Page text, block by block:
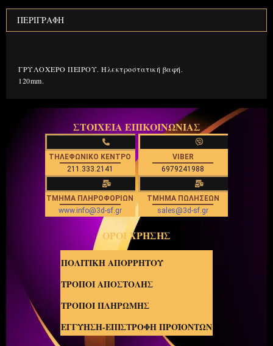
ΠΕΡΙΓΡΑΦΉ
ΓΡΥΛΟΧΕΡΟ ΠΕΙΡΟΥ. Ηλεκτροστατική βαφή.
120mm.
ΣΤΟΙΧΕΙΑ ΕΠΙΚΟΙΝΩΝΙΑΣ
ΤΗΛΕΦΩΝΙΚΟ ΚΕΝΤΡΟ
211.333.2141
VIBER
6979241988
ΤΜΗΜΑ ΠΛΗΡΟΦΟΡΙΩΝ
www.info@3d-sf.gr
ΤΜΗΜΑ ΠΩΛΗΣΕΩΝ
sales@3d-sf.gr
ΟΡΟΙ ΧΡΗΣΗΣ
ΠΟΛΙΤΙΚΗ ΑΠΟΡΡΗΤΟΥ
ΤΡΟΠΟΙ ΑΠΟΣΤΟΛΗΣ
ΤΡΟΠΟΙ ΠΛΗΡΩΜΗΣ
ΕΓΓΥΗΣΗ-ΕΠΙΣΤΡΟΦΗ ΠΡΟΪΟΝΤΩΝ